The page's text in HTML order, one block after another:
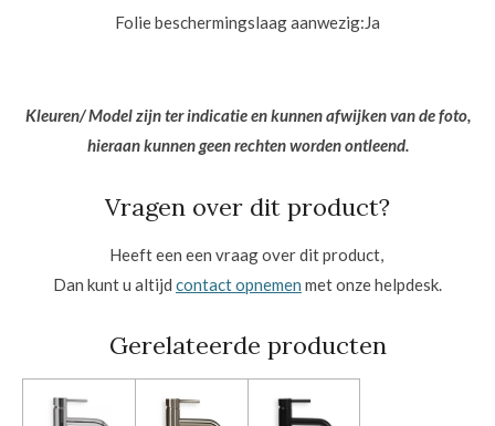
Folie beschermingslaag aanwezig:Ja
Kleuren/ Model zijn ter indicatie en kunnen afwijken van de foto,
hieraan kunnen geen rechten worden ontleend.
Vragen over dit product?
Heeft een een vraag over dit product,
Dan kunt u altijd contact opnemen met onze helpdesk.
Gerelateerde producten